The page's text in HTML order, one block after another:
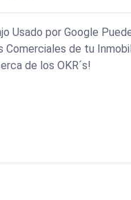
Usado por Google
Comerciales de tu
de los OKR´s!